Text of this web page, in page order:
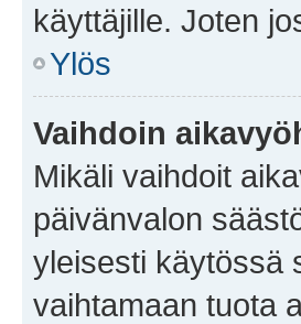
käyttäjille. Joten
Ylös
Vaihdoin
Mikäli vaihdoit
päivänvalon
yleisesti käytössä
vaihtamaan tuota